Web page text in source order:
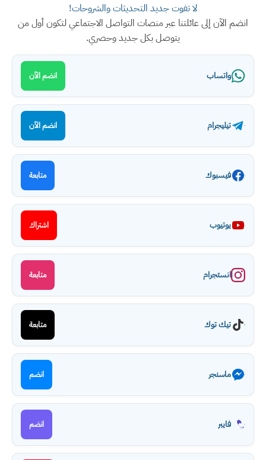
لا تفوت جديد التحديثات والشروحات!
انضم الآن إلى عائلتنا عبر منصات التواصل الاجتماعي لتكون أول من
يتوصل بكل جديد وحصري.
واتساب انضم الآن
تيليجرام انضم الآن
فيسبوك متابعة
يوتيوب اشتراك
انستجرام متابعة
تيك توك متابعة
ماسنجر انضم
فايبر انضم